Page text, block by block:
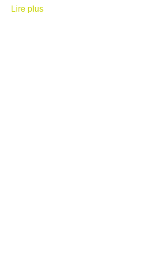
Lire plus